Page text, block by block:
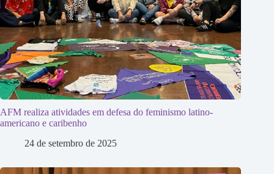
AFM realiza atividades em defesa do feminismo latino-
americano e caribenho
24 de setembro de 2025